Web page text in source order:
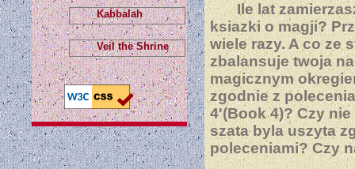
Kabbalah
Veil the Shrine
Ile lat
ksiazki o magji?
wiele razy. A co ze
zbalansuje twoja
magicznym
zgodnie z
4'(Book 4)? Czy
szata byla uszyta
poleceniami? Czy